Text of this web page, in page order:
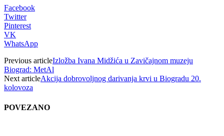
Facebook
Twitter
Pinterest
VK
WhatsApp
Previous articleIzložba Ivana Midžića u Zavičajnom muzeju
Biograd: MetAl
Next articleAkcija dobrovoljnog darivanja krvi u Biogradu 20.
kolovoza
POVEZANO